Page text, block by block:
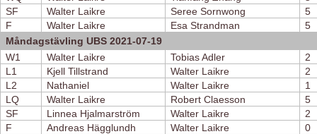
SF
Walter Laikre Seree Sornwong
5
F
Walter Laikre Esa Strandman
5
Måndagstävling UBS 2021-07-19
W1
Walter Laikre Tobias Adler
2
L1
Kjell Tillstrand Walter Laikre
2
L2
Nathaniel Walter Laikre
1
LQ
Walter Laikre Robert Claesson
5
SF
Linnea Hjalmarström Walter Laikre
2
F
Andreas Hägglundh Walter Laikre
0